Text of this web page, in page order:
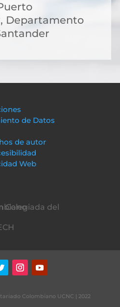
Departamento
de Datos
de autor
Web
Colombiano UCNC | 2022